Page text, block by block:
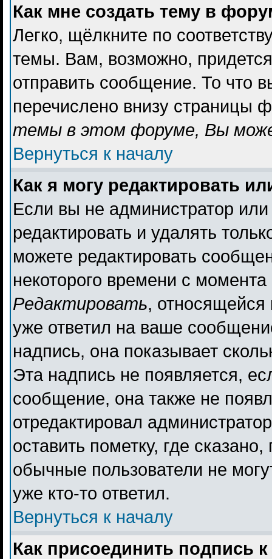
Как мне создать тему в
Легко, щёлкните по
темы. Вам, возможно,
отправить сообщение. То что
перечислено внизу страницы
темы в этом форуме, Вы
Вернуться к началу
Как я могу редактировать
Если вы не администратор
редактировать и удалять
можете редактировать
некоторого времени с
Редактировать,
уже ответил на ваше
надпись, она показывает
Эта надпись не появляется,
сообщение, она также не
отредактировал
оставить пометку, где
обычные пользователи не
уже кто-то ответил.
Вернуться к началу
Как присоединить подпись